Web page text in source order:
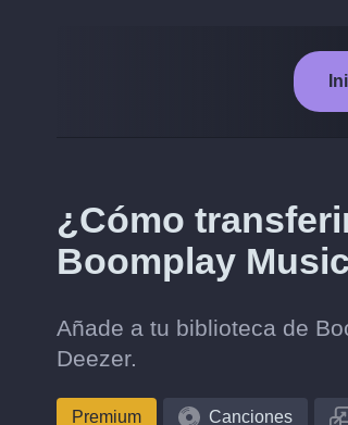
¿Cómo
Boomplay
Añade a tu biblioteca de
Deezer.
Premium Canciones